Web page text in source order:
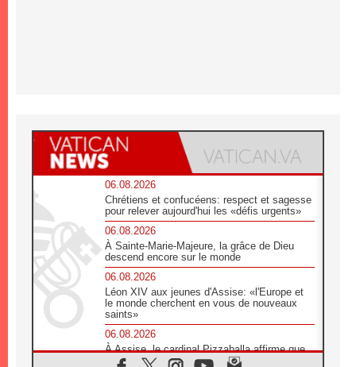
06.08.2026
Chrétiens et confucéens: respect et sagesse
pour relever aujourd'hui les «défis urgents»
06.08.2026
À Sainte-Marie-Majeure, la grâce de Dieu
descend encore sur le monde
06.08.2026
Léon XIV aux jeunes d'Assise: «l'Europe et
le monde cherchent en vous de nouveaux
saints»
06.08.2026
À Assise, le cardinal Pizzaballa affirme que
«les chrétiens veulent la paix»